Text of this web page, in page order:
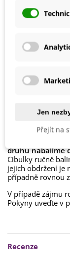
Výrobce
Roční Období
Jak balíme
postupem k
Chceme být
druhu nabalíme
Cibulky ručně
jejich obdržení je
případně rovnou
V případě zájmu
Pokyny uveďte v
Recenze
Jen
Přejít na